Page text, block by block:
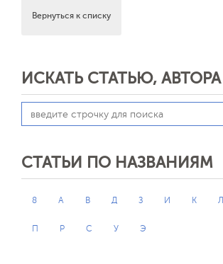
Вернуться к списку
ИСКАТЬ СТАТЬЮ, АВТОРА
СТАТЬИ ПО НАЗВАНИЯМ
8 А В Д З И К Л
П Р С У Э